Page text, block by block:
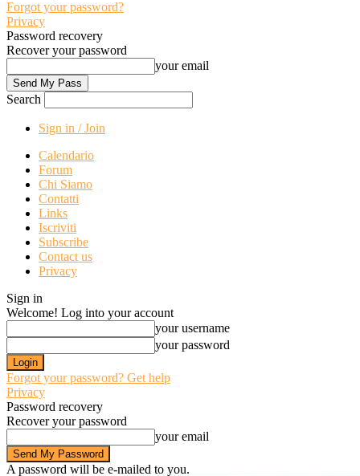
Forgot your password?
Privacy
Password recovery
Recover your password
your email
Search
Sign in / Join
Calendario
Forum
Chi Siamo
Contatti
Links
Iscriviti
Subscribe
Contact us
Privacy
Sign in
Welcome! Log into your account
your username
your password
Forgot your password? Get help
Privacy
Password recovery
Recover your password
your email
A password will be e-mailed to you.